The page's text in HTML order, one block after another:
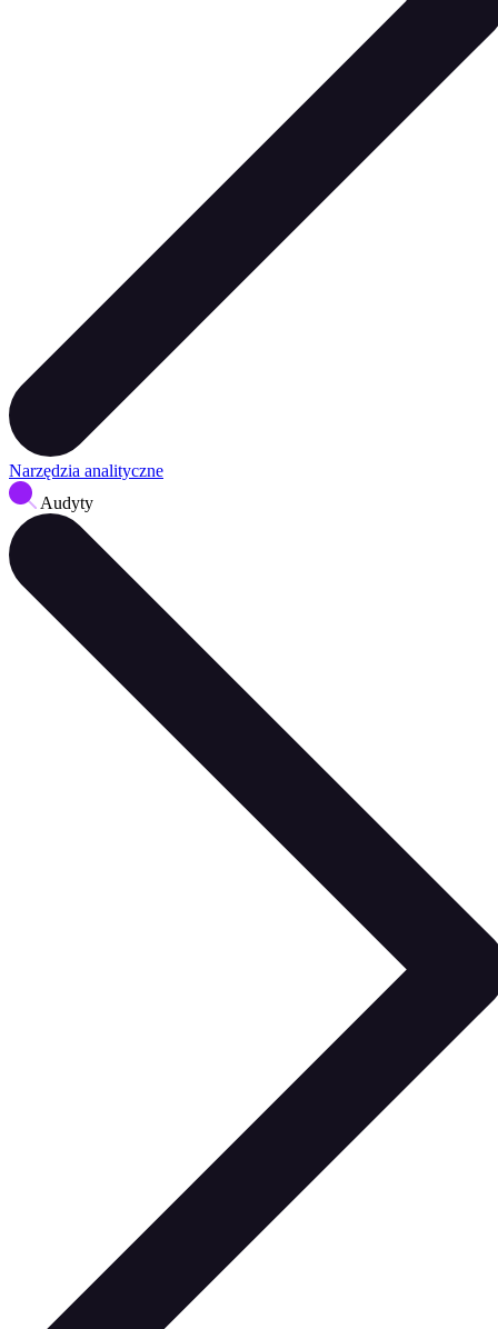
Narzędzia analityczne
Audyty